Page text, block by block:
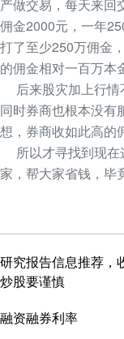
产做交易，每天来回
佣金2000元，一年
打了至少250万佣金
的佣金相对一百万本
后来股灾加上行情
同时券商也根本没有
想，券商收如此高的
所以才寻找到现在
家，帮大家省钱，毕
研究报告信息推荐，
炒股要谨慎
融资融券利率